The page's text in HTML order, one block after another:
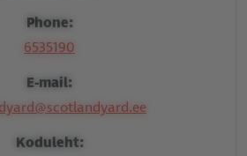
Phone:
6535190
E-mail:
Koduleht: